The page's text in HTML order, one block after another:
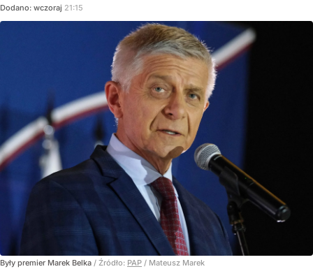
Dodano: wczoraj 21:15
Były premier Marek Belka / Źródło: PAP / Mateusz Marek